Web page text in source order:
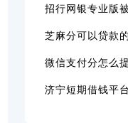
招行网银专业版
芝麻分可以贷款
微信支付分怎么
济宁短期借钱平台